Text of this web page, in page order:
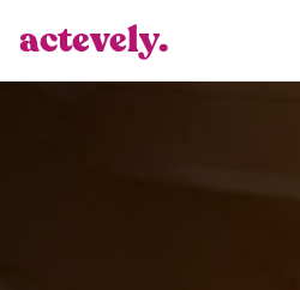
actevely.